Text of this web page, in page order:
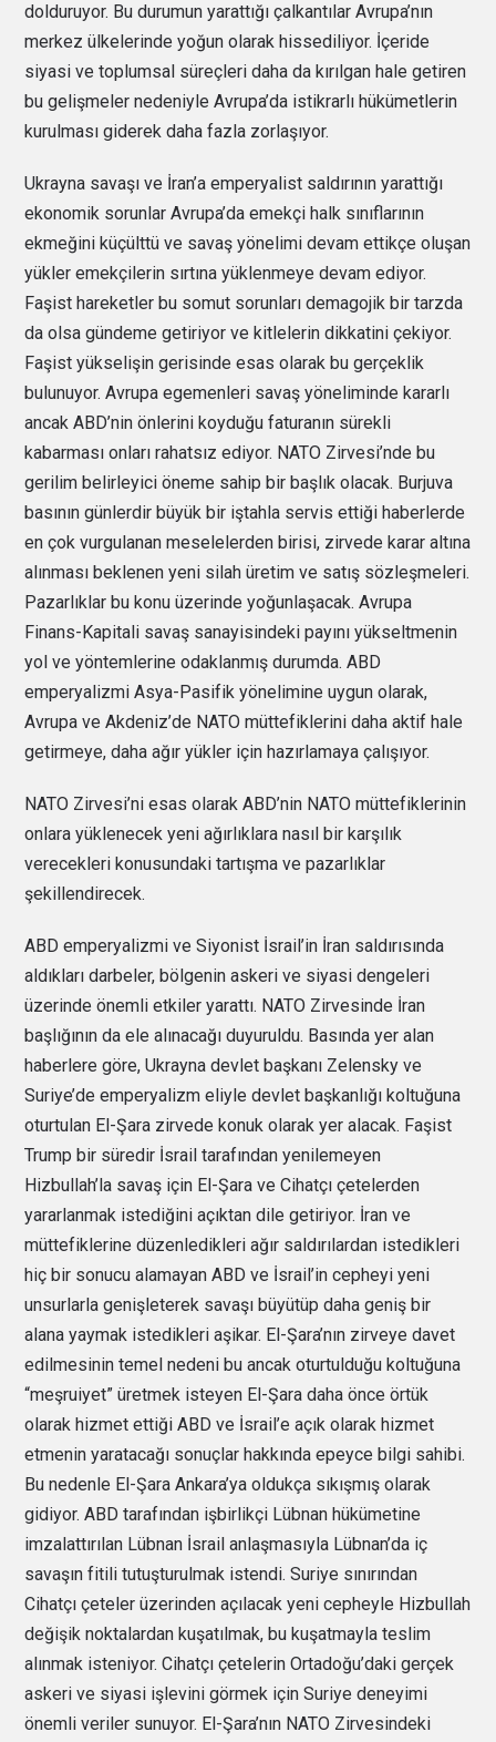
dolduruyor. Bu durumun yarattığı çalkantılar Avrupa’nın
merkez ülkelerinde yoğun olarak hissediliyor. İçeride
siyasi ve toplumsal süreçleri daha da kırılgan hale getiren
bu gelişmeler nedeniyle Avrupa’da istikrarlı hükümetlerin
kurulması giderek daha fazla zorlaşıyor.
Ukrayna savaşı ve İran’a emperyalist saldırının yarattığı
ekonomik sorunlar Avrupa’da emekçi halk sınıflarının
ekmeğini küçülttü ve savaş yönelimi devam ettikçe oluşan
yükler emekçilerin sırtına yüklenmeye devam ediyor.
Faşist hareketler bu somut sorunları demagojik bir tarzda
da olsa gündeme getiriyor ve kitlelerin dikkatini çekiyor.
Faşist yükselişin gerisinde esas olarak bu gerçeklik
bulunuyor. Avrupa egemenleri savaş yöneliminde kararlı
ancak ABD’nin önlerini koyduğu faturanın sürekli
kabarması onları rahatsız ediyor. NATO Zirvesi’nde bu
gerilim belirleyici öneme sahip bir başlık olacak. Burjuva
basının günlerdir büyük bir iştahla servis ettiği haberlerde
en çok vurgulanan meselelerden birisi, zirvede karar altına
alınması beklenen yeni silah üretim ve satış sözleşmeleri.
Pazarlıklar bu konu üzerinde yoğunlaşacak. Avrupa
Finans-Kapitali savaş sanayisindeki payını yükseltmenin
yol ve yöntemlerine odaklanmış durumda. ABD
emperyalizmi Asya-Pasifik yönelimine uygun olarak,
Avrupa ve Akdeniz’de NATO müttefiklerini daha aktif hale
getirmeye, daha ağır yükler için hazırlamaya çalışıyor.
NATO Zirvesi’ni esas olarak ABD’nin NATO müttefiklerinin
onlara yüklenecek yeni ağırlıklara nasıl bir karşılık
verecekleri konusundaki tartışma ve pazarlıklar
şekillendirecek.
ABD emperyalizmi ve Siyonist İsrail’in İran saldırısında
aldıkları darbeler, bölgenin askeri ve siyasi dengeleri
üzerinde önemli etkiler yarattı. NATO Zirvesinde İran
başlığının da ele alınacağı duyuruldu. Basında yer alan
haberlere göre, Ukrayna devlet başkanı Zelensky ve
Suriye’de emperyalizm eliyle devlet başkanlığı koltuğuna
oturtulan El-Şara zirvede konuk olarak yer alacak. Faşist
Trump bir süredir İsrail tarafından yenilemeyen
Hizbullah’la savaş için El-Şara ve Cihatçı çetelerden
yararlanmak istediğini açıktan dile getiriyor. İran ve
müttefiklerine düzenledikleri ağır saldırılardan istedikleri
hiç bir sonucu alamayan ABD ve İsrail’in cepheyi yeni
unsurlarla genişleterek savaşı büyütüp daha geniş bir
alana yaymak istedikleri aşikar. El-Şara’nın zirveye davet
edilmesinin temel nedeni bu ancak oturtulduğu koltuğuna
“meşruiyet” üretmek isteyen El-Şara daha önce örtük
olarak hizmet ettiği ABD ve İsrail’e açık olarak hizmet
etmenin yaratacağı sonuçlar hakkında epeyce bilgi sahibi.
Bu nedenle El-Şara Ankara’ya oldukça sıkışmış olarak
gidiyor. ABD tarafından işbirlikçi Lübnan hükümetine
imzalattırılan Lübnan İsrail anlaşmasıyla Lübnan’da iç
savaşın fitili tutuşturulmak istendi. Suriye sınırından
Cihatçı çeteler üzerinden açılacak yeni cepheyle Hizbullah
değişik noktalardan kuşatılmak, bu kuşatmayla teslim
alınmak isteniyor. Cihatçı çetelerin Ortadoğu’daki gerçek
askeri ve siyasi işlevini görmek için Suriye deneyimi
önemli veriler sunuyor. El-Şara’nın NATO Zirvesindeki